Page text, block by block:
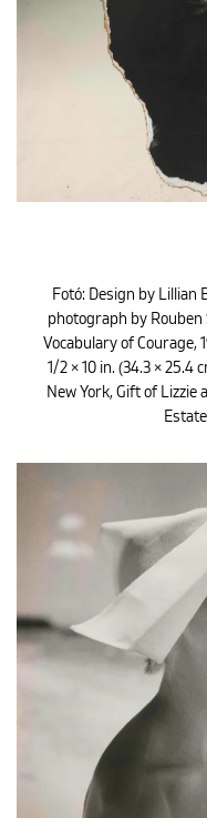
Fotó: Design by Lillian
photograph by Rouben
Vocabulary of Courage,
1/2 × 10 in. (34.3 ×
New York, Gift of Lizzie